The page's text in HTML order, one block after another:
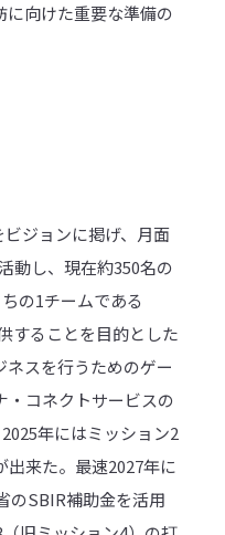
向けた重要な準備の
ジョンに掲げ、月面
動し、現在約350名の
の1チームである
することを目的とした
スを行うためのゲー
・コネクトサービスの
年にはミッション2
来た。最速2027年に
のSBIR補助金を活用